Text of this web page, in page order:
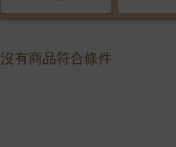
沒有商品符合條件